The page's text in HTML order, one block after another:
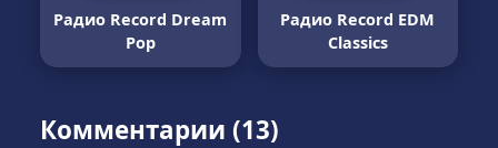
Радио Record Dream
Pop
Радио Record EDM
Classics
Комментарии (13)